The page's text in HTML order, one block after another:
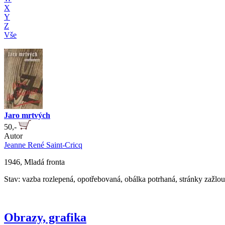
X
Y
Z
Vše
Jaro mrtvých
50,-
Autor
Jeanne René Saint-Cricq
1946, Mladá fronta
Stav: vazba rozlepená, opotřebovaná, obálka potrhaná, stránky
Obrazy, grafika